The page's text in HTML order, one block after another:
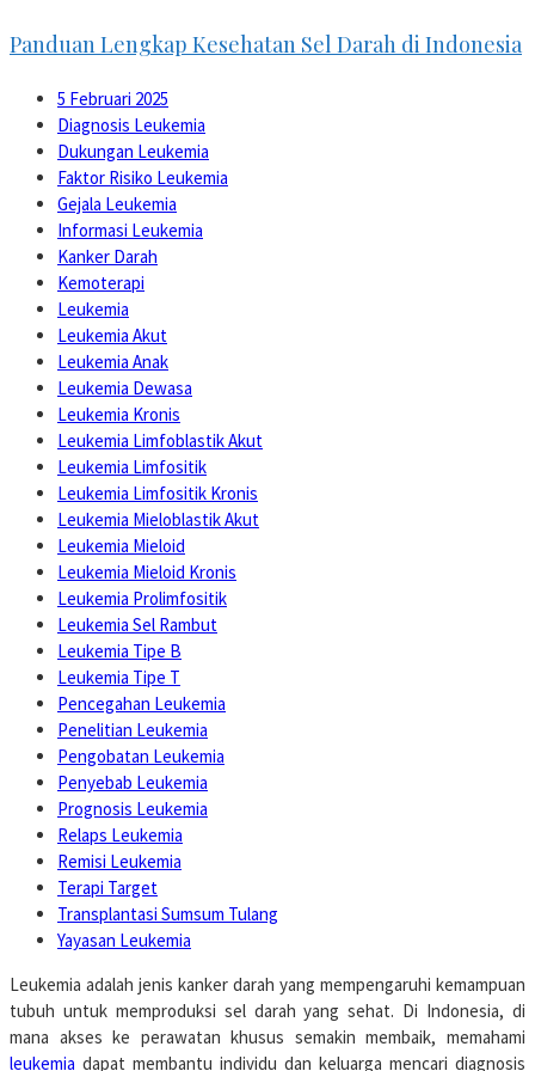
Panduan Lengkap Kesehatan Sel Darah di Indonesia
5 Februari 2025
Diagnosis Leukemia
Dukungan Leukemia
Faktor Risiko Leukemia
Gejala Leukemia
Informasi Leukemia
Kanker Darah
Kemoterapi
Leukemia
Leukemia Akut
Leukemia Anak
Leukemia Dewasa
Leukemia Kronis
Leukemia Limfoblastik Akut
Leukemia Limfositik
Leukemia Limfositik Kronis
Leukemia Mieloblastik Akut
Leukemia Mieloid
Leukemia Mieloid Kronis
Leukemia Prolimfositik
Leukemia Sel Rambut
Leukemia Tipe B
Leukemia Tipe T
Pencegahan Leukemia
Penelitian Leukemia
Pengobatan Leukemia
Penyebab Leukemia
Prognosis Leukemia
Relaps Leukemia
Remisi Leukemia
Terapi Target
Transplantasi Sumsum Tulang
Yayasan Leukemia
Leukemia adalah jenis kanker darah yang mempengaruhi kemampuan
tubuh untuk memproduksi sel darah yang sehat. Di Indonesia, di
mana akses ke perawatan khusus semakin membaik, memahami
leukemia dapat membantu individu dan keluarga mencari diagnosis